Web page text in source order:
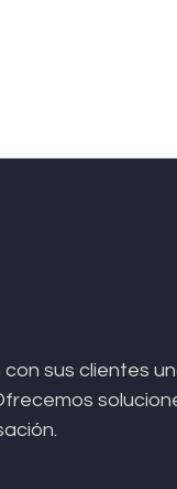
sus clientes